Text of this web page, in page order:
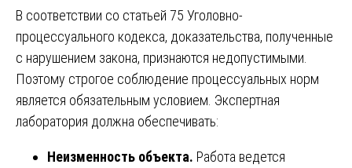
В соответствии со статьей 75 Уголовно-
процессуального кодекса, доказательства, полученные
с нарушением закона, признаются недопустимыми.
Поэтому строгое соблюдение процессуальных норм
является обязательным условием. Экспертная
лаборатория должна обеспечивать:
Неизменность объекта. Работа ведется